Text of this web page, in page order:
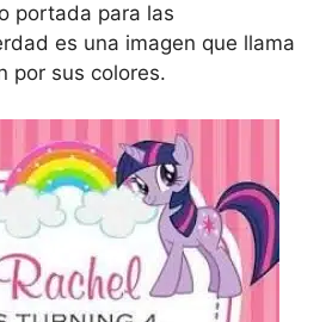
portada para las
es una imagen que llama
por sus colores.